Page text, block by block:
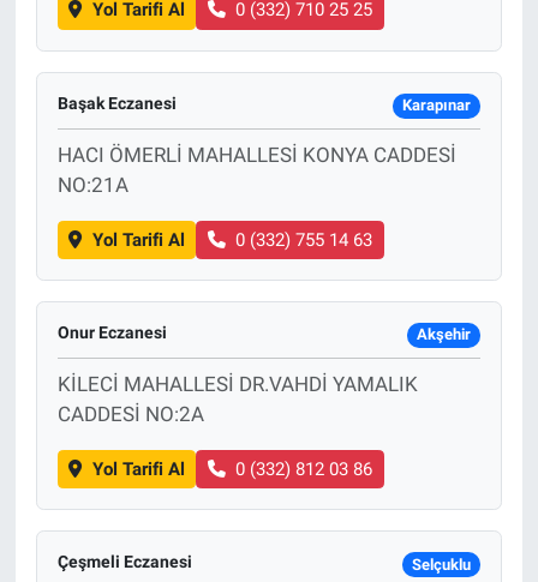
Yol Tarifi Al 0 (332) 710 25 25
Başak Eczanesi Karapınar
HACI ÖMERLİ MAHALLESİ KONYA CADDESİ
NO:21A
Yol Tarifi Al 0 (332) 755 14 63
Onur Eczanesi Akşehir
KİLECİ MAHALLESİ DR.VAHDİ YAMALIK
CADDESİ NO:2A
Yol Tarifi Al 0 (332) 812 03 86
Çeşmeli Eczanesi Selçuklu